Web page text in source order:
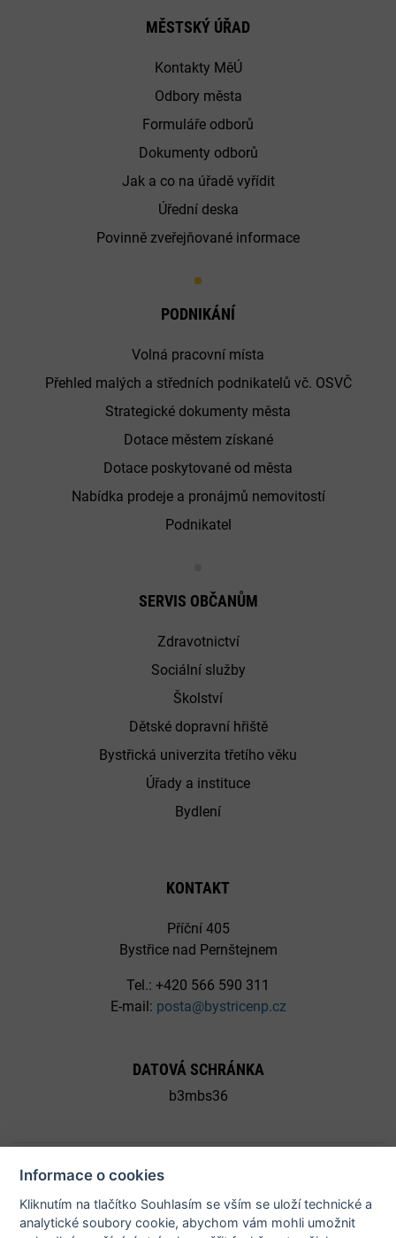
Informace o cookies
Kliknutím na tlačítko Souhlasím se vším se uloží technické a
analytické soubory cookie, abychom vám mohli umožnit
MĚSTSKÝ ÚŘAD
Kontakty MěÚ
Odbory města
Formuláře odborů
Dokumenty odborů
Jak a co na úřadě vyřídit
Úřední deska
Povinně zveřejňované informace
PODNIKÁNÍ
Volná pracovní místa
Přehled malých a středních podnikatelů vč. OSVČ
Strategické dokumenty města
Dotace městem získané
Dotace poskytované od města
Nabídka prodeje a pronájmů nemovitostí
Podnikatel
SERVIS OBČANŮM
Zdravotnictví
Sociální služby
Školství
Dětské dopravní hřiště
Bystřická univerzita třetího věku
Úřady a instituce
Bydlení
KONTAKT
Příční 405
Bystřice nad Pernštejnem
Tel.: +420 566 590 311
E-mail: posta@bystricenp.cz
DATOVÁ SCHRÁNKA
b3mbs36
© 2026 Město Bystřice nad Pernštejnem - všechna práva